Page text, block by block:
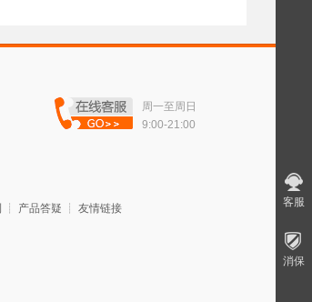
周一至周日
9:00-21:00
┊ 产品答疑 ┊ 友情链接
客服
消保